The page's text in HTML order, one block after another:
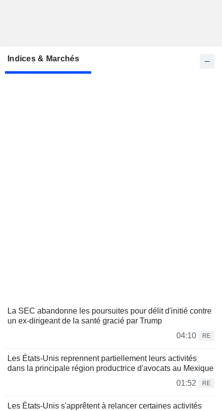
Indices & Marchés
La SEC abandonne les poursuites pour délit d'initié contre
un ex-dirigeant de la santé gracié par Trump
04:10
RE
Les États-Unis reprennent partiellement leurs activités
dans la principale région productrice d'avocats au Mexique
01:52
RE
Les États-Unis s'apprêtent à relancer certaines activités